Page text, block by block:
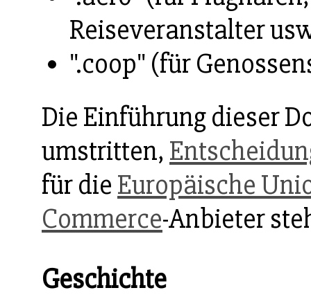
Reiseveranstalter
".coop" (für
Die Einführung dieser
umstritten,
für die Europäische
Commerce-Anbieter
Geschichte